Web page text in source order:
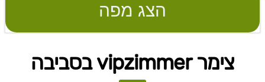
הצג מפה
צימר vipzimmer בסביבה